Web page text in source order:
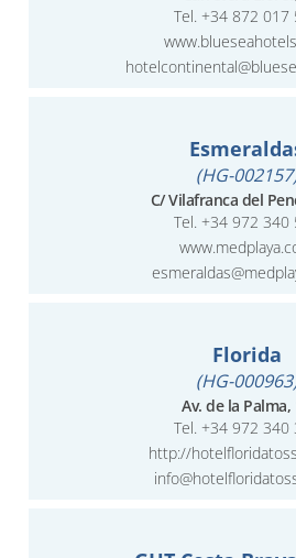
Tel. +34 872 017
(HG-
C/ Vilafranca del
Tel. +34 972 340
Florida
(HG-
Av. de la Palma,
Tel. +34 972 340
http://